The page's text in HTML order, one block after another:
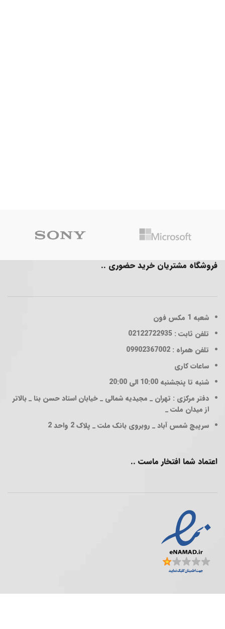
فروشگاه مشتریان خرید حضوری ..
شعبه 1
مکس فون
تلفن ثابت : 02122722935
تلفن همراه : 09902367002
ساعات کاری
شنبه تا پنجشنبه 10:00 الی 20:00
دفتر مرکزی : تهران _ مجیدیه شمالی _ خیابان استاد حسن بنا _ بالاتر
از میدان ملت _
سرپیچ شمس آباد _ روبروی بانک ملت _ پلاک 2 واحد 2
اعتماد شما افتخار ماست ..